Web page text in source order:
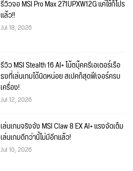
รีวิวจอ MSI Pro Max 271UPXW12G แค่ใช้ก็โปร
แล้ว!!
Jul 18, 2026
รีวิว MSI Stealth 16 AI+ โน้ตบุ๊คครีเอเตอร์เรือ
ธงที่เล่นเกมได้นิดหน่อย สเปคก็สุดฟีเจอร์ครบ
เครื่อง!
Jul 12, 2026
เล่นเกมจริงจัง MSI Claw 8 EX AI+ แรงจัดเต็ม
เล่นเกมดีกว่านี้ไม่มีอีกแล้ว!
Jul 10, 2026